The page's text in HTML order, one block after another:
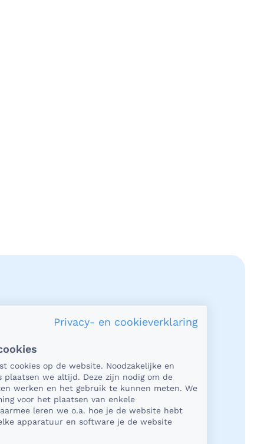
en veiligheid
gaat om medische gegevens, dan
natuurlijk essentieel dat die
worden uitgewisseld. En dat die
niet in verkeerde handen vallen.
Privacy- en cookieverklaring
cookies op de website. Noodzakelijke en
plaatsen we altijd. Deze zijn nodig om de
werken en het gebruik te kunnen meten. We
voor het plaatsen van enkele
leren we o.a. hoe je de website hebt
apparatuur en software je de website